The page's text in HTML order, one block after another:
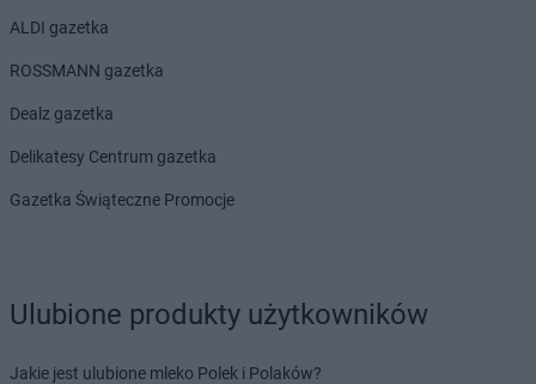
ALDI gazetka
ROSSMANN gazetka
Dealz gazetka
Delikatesy Centrum gazetka
Gazetka Świąteczne Promocje
Ulubione produkty użytkowników
Jakie jest ulubione mleko Polek i Polaków?